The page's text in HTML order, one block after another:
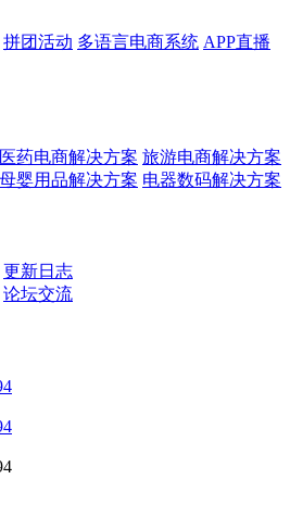
拼团活动 多语言电商系统 APP直播
医药电商解决方案 旅游电商解决方案
母婴用品解决方案 电器数码解决方案
更新日志
论坛交流